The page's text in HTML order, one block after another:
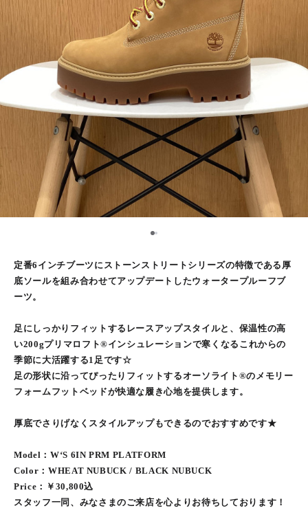
1
定番6インチブーツにストーンストリートシリーズの特徴である厚
底ソールを組み合わせてアップデートしたウォータープルーフブ
ーツ。
足にしっかりフィットするレースアップスタイルと、保温性の高
い200gプリマロフト®インシュレーションで寒くなるこれからの
季節に大活躍する1足です☆
足の形状に沿ってぴったりフィットするオーソライト®のメモリー
フォームフットベッドが快適な履き心地を提供します。
厚底でさりげなくスタイルアップもできるのでおすすめです★
Model：W‘S 6IN PRM PLATFORM
Color：WHEAT NUBUCK / BLACK NUBUCK
Price：￥30,800込
スタッフ一同、みなさまのご来店を心よりお待ちしております！